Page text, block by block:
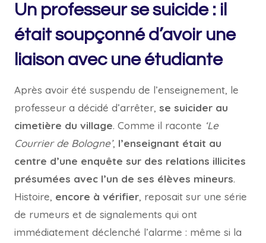
Un professeur se suicide : il
était soupçonné d’avoir une
liaison avec une étudiante
Après avoir été suspendu de l’enseignement, le
professeur a décidé d’arrêter, se suicider au
cimetière du village. Comme il raconte ‘Le
Courrier de Bologne’, l’enseignant était au
centre d’une enquête sur des relations illicites
présumées avec l’un de ses élèves mineurs.
Histoire, encore à vérifier, reposait sur une série
de rumeurs et de signalements qui ont
immédiatement déclenché l’alarme : même si la